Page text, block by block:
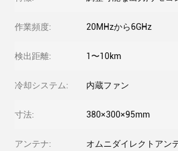
作業頻度: 20MHzから6GHz
検出距離: 1〜10km
冷却システム: 内蔵ファン
寸法: 380×300×95mm
アンテナ: オムニダイレクトアン